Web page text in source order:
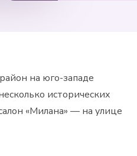
на юго-западе
исторических
«Милана» — на улице